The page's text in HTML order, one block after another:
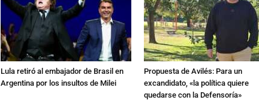
Lula retiró al embajador de Brasil en
Argentina por los insultos de Milei
Propuesta de Avilés: Para un
excandidato, «la política quiere
quedarse con la Defensoría»